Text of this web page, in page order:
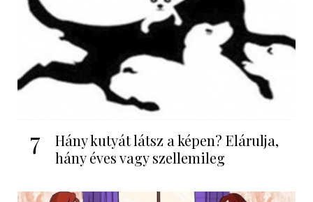
7
Hány kutyát látsz a képen? Elárulja,
hány éves vagy szellemileg